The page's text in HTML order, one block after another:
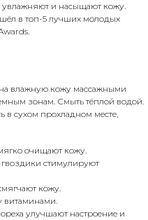
увлажняют и насыщают кожу.
в топ-5 лучших молодых
влажную кожу массажными
зонам. Смыть тёплой водой.
в сухом прохладном месте,
очищают кожу.
стимулируют
кожу.
витаминами.
улучшают настроение и